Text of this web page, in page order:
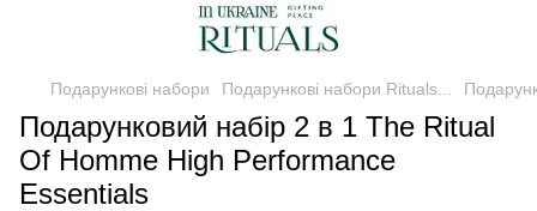
Подарункові набори Подарункові набори Rituals...
Подарунковий набір 2 в 1 The Ritual
Of Homme High Performance
Essentials